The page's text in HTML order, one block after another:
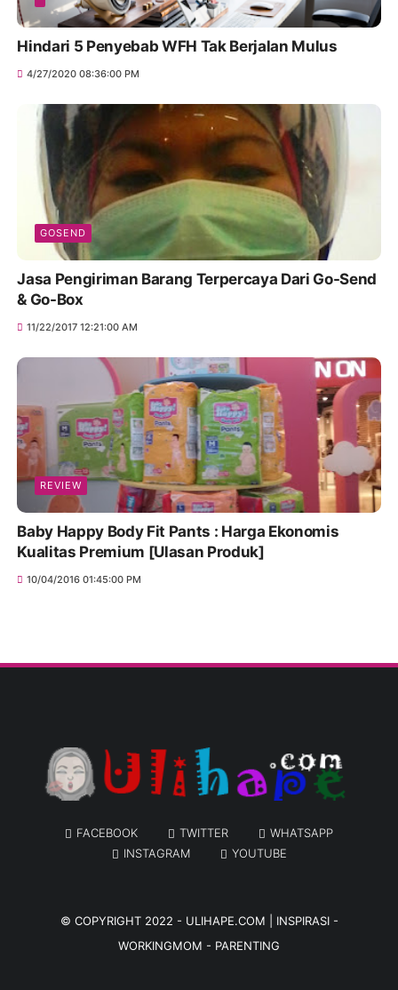
Hindari 5 Penyebab WFH Tak Berjalan Mulus
4/27/2020 08:36:00 PM
GOSEND
Jasa Pengiriman Barang Terpercaya Dari Go-Send
& Go-Box
11/22/2017 12:21:00 AM
REVIEW
Baby Happy Body Fit Pants : Harga Ekonomis
Kualitas Premium [Ulasan Produk]
10/04/2016 01:45:00 PM
FACEBOOK TWITTER
WHATSAPP
INSTAGRAM
YOUTUBE
© COPYRIGHT 2022 - ULIHAPE.COM | INSPIRASI -
WORKINGMOM - PARENTING